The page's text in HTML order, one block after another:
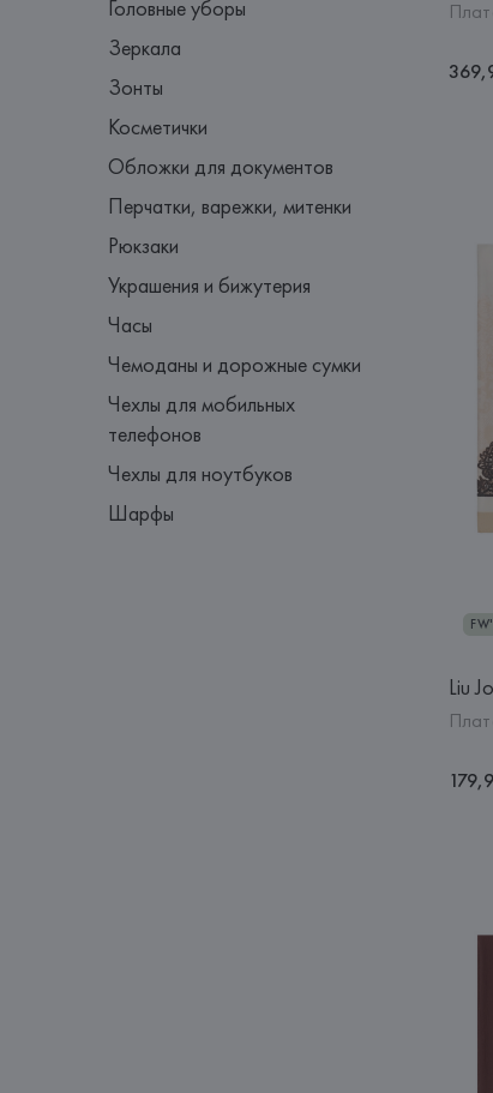
Головные уборы
Зеркала
Зонты
Косметички
Обложки для документов
Перчатки, варежки, митенки
Рюкзаки
Украшения и бижутерия
Часы
Чемоданы и дорожные сумки
Чехлы для мобильных
телефонов
Чехлы для ноутбуков
Шарфы
Liu Jo